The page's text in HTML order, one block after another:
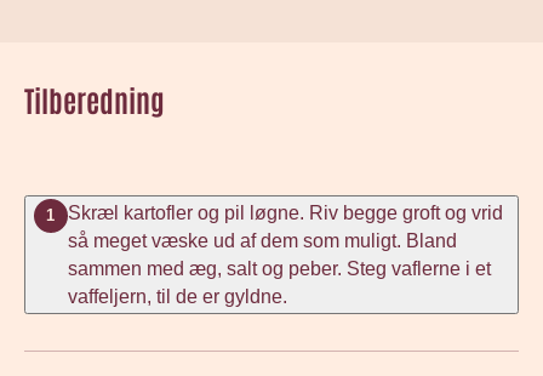
Tilberedning
1
Skræl kartofler og pil løgne. Riv begge groft og vrid
så meget væske ud af dem som muligt. Bland
sammen med æg, salt og peber. Steg vaflerne i et
vaffeljern, til de er gyldne.